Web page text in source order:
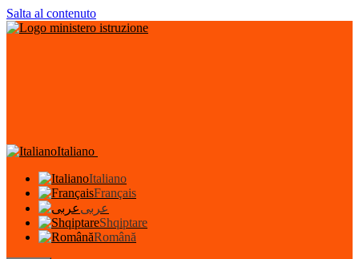
Salta al contenuto
Italiano
Italiano
Français
عربى
Shqiptare
Română